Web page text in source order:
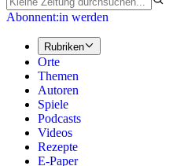
Abonnent:in werden
Rubriken
Orte
Themen
Autoren
Spiele
Podcasts
Videos
Rezepte
E-Paper